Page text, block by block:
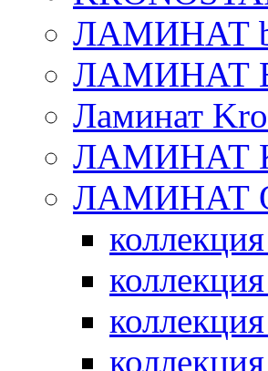
ЛАМИНАТ
ЛАМИНАТ
Ламинат
ЛАМИНАТ
ЛАМИНАТ